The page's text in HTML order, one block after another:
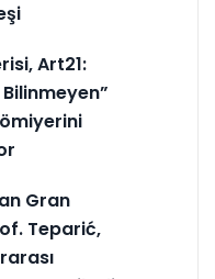
Art21:
Gran
Teparić,